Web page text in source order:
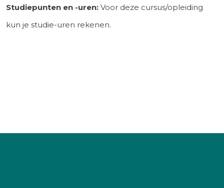
Studiepunten en -uren: Voor deze cursus/opleiding
kun je studie-uren rekenen.